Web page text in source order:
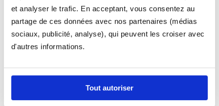
et analyser le trafic. En acceptant, vous consentez au
partage de ces données avec nos partenaires (médias
sociaux, publicité, analyse), qui peuvent les croiser avec
d'autres informations.
Tout autoriser